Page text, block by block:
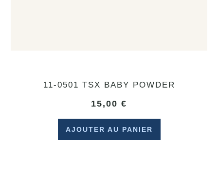
11-0501 TSX BABY POWDER
15,00 €
AJOUTER AU PANIER